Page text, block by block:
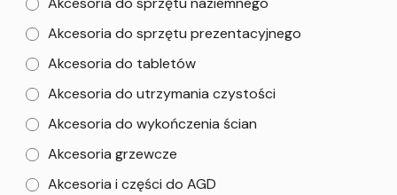
Akcesoria do sprzętu prezentacyjnego
Akcesoria do tabletów
Akcesoria do utrzymania czystości
Akcesoria do wykończenia ścian
Akcesoria grzewcze
Akcesoria i części do AGD